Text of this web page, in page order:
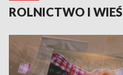
ROLNICTWO I WIEŚ